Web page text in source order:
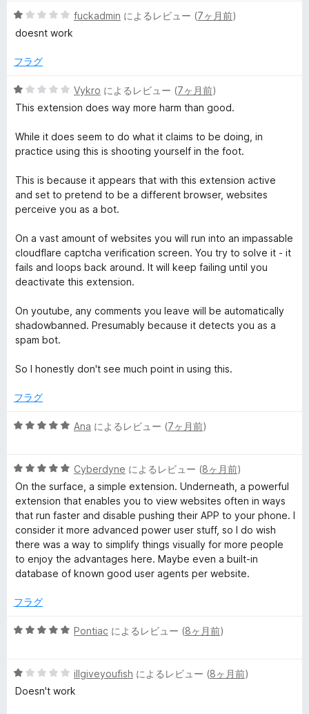
5
段
中
の
評
fuckadmin によるレビュー (7ヶ月前)
doesnt work
フラグ
5
段
中
1
評
価
Vykro によるレビュー (7ヶ月前)
This extension does way more harm than good.
While it does seem to do what it claims to be doing, in
practice using this is shooting yourself in the foot.
This is because it appears that with this extension active
and set to pretend to be a different browser, websites
perceive you as a bot.
On a vast amount of websites you will run into an impassable
cloudflare captcha verification screen. You try to solve it - it
fails and loops back around. It will keep failing until you
deactivate this extension.
On youtube, any comments you leave will be automatically
shadowbanned. Presumably because it detects you as a
spam bot.
So I honestly don't see much point in using this.
フラグ
5
中
5
の
評
価
Ana によるレビュー (7ヶ月前)
5
段
階
中
5
の
評
価
Cyberdyne によるレビュー (8ヶ月前)
On the surface, a simple extension. Underneath, a powerful
extension that enables you to view websites often in ways
that run faster and disable pushing their APP to your phone. I
consider it more advanced power user stuff, so I do wish
there was a way to simplify things visually for more people
to enjoy the advantages here. Maybe even a built-in
database of known good user agents per website.
フラグ
5
中
5
Pontiac によるレビュー (8ヶ月前)
5
段
illgiveyoufish によるレビュー (8ヶ月前)
Doesn't work